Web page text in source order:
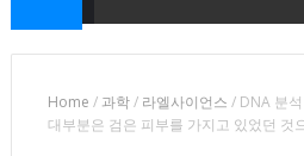
Home / 과학/ 라엘사이언스 / DNA 분
대부분은 검은 피부를 가지고 있었던 것